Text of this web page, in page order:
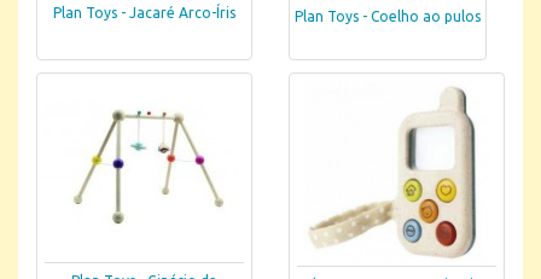
Plan Toys - Jacaré Arco-Íris Plan Toys - Coelho ao pulos